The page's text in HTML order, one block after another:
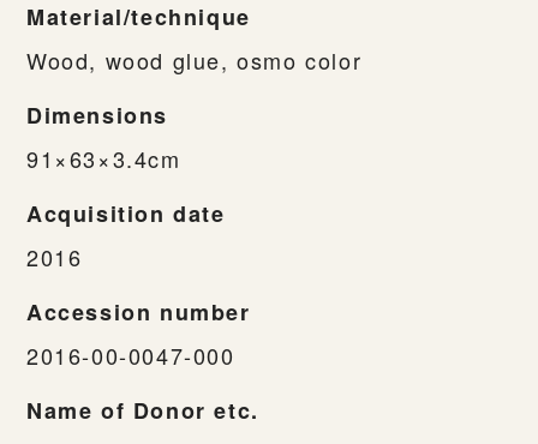
Material/technique
Wood, wood glue, osmo color
Dimensions
91×63×3.4cm
Acquisition date
2016
Accession number
2016-00-0047-000
Name of Donor etc.